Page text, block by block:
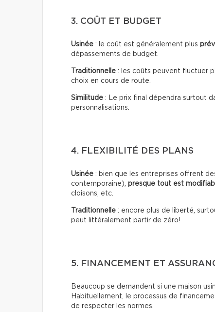
3. COÛT ET BUDGET
Usinée : le coût est généralement plus
dépassements de budget.
Traditionnelle : les coûts peuvent fluctuer
choix en cours de route.
Similitude : Le prix final dépendra surtout
personnalisations.
4. FLEXIBILITÉ DES PLANS
Usinée : bien que les entreprises offrent
contemporaine), presque tout est
cloisons, etc.
Traditionnelle : encore plus de liberté,
peut littéralement partir de zéro!
5. FINANCEMENT ET
Beaucoup se demandent si une maison
Habituellement, le processus de
de respecter les normes.